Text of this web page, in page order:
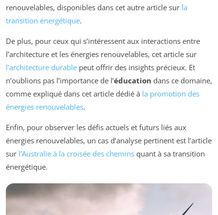
renouvelables, disponibles dans cet autre article sur la
transition énergétique.
De plus, pour ceux qui s’intéressent aux interactions entre
l’architecture et les énergies renouvelables, cet article sur
l’architecture durable peut offrir des insights précieux. Et
n’oublions pas l’importance de l’éducation dans ce domaine,
comme expliqué dans cet article dédié à la promotion des
énergies renouvelables.
Enfin, pour observer les défis actuels et futurs liés aux
énergies renouvelables, un cas d’analyse pertinent est l’article
sur l’Australie à la croisée des chemins quant à sa transition
énergétique.